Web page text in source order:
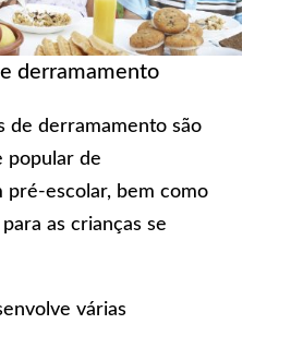
derramamento
de derramamento são
popular de
pré-escolar, bem como
as crianças se
várias